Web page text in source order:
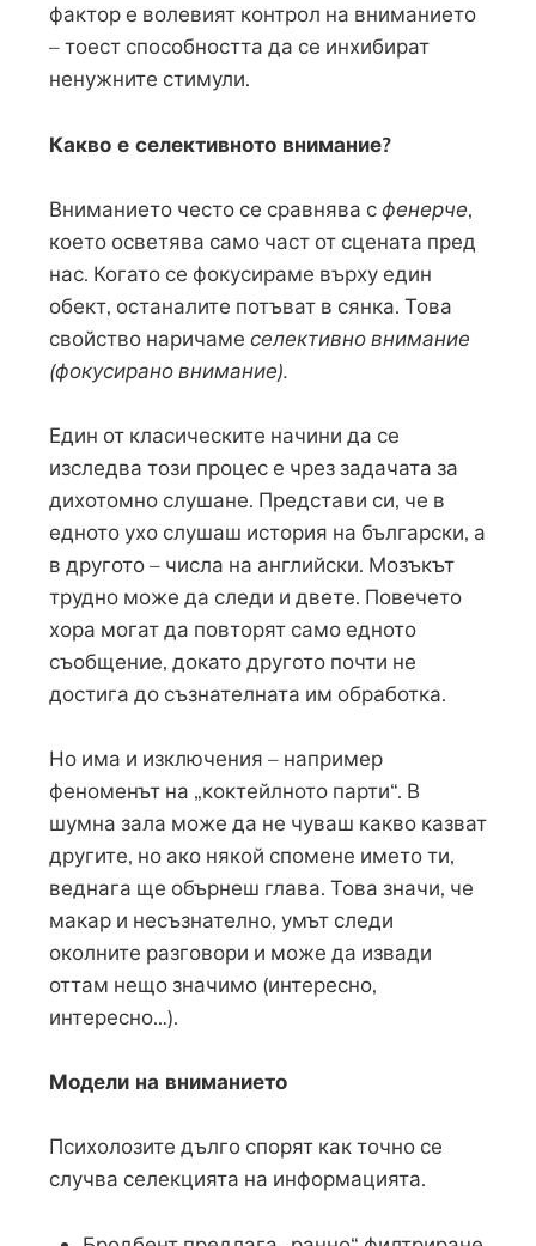
фактор е волевият контрол на вниманието
– тоест способността да се инхибират
ненужните стимули.
Какво е селективното внимание?
Вниманието често се сравнява сфенерче,
което осветява само част от сцената пред
нас. Когато се фокусираме върху един
обект, останалите потъват в сянка. Това
свойство наричаме селективно внимание
(фокусирано внимание).
Един от класическите начини да се
изследва този процес е чрез задачата за
дихотомно слушане. Представи си, че в
едното ухо слушаш история на български, а
в другото – числа на английски. Мозъкът
трудно може да следи и двете. Повечето
хора могат да повторят само едното
съобщение, докато другото почти не
достига до съзнателната им обработка.
Но има и изключения – например
феноменът на „коктейлното парти“. В
шумна зала може да не чуваш какво казват
другите, но ако някой спомене името ти,
веднага ще обърнеш глава. Това значи, че
макар и несъзнателно, умът следи
околните разговори и може да извади
оттам нещо значимо (интересно,
интересно…).
Модели на вниманието
Психолозите дълго спорят как точно се
случва селекцията на информацията.